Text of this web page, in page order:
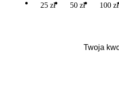
25 zł 50 zł 100 zł